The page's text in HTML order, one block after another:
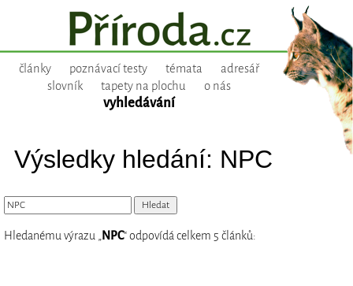
články poznávací testy témata
adresář
slovník
tapety na plochu o nás
vyhledávání
Výsledky hledání: NPC
Hledanému výrazu „NPC“ odpovídá celkem 5 článků: